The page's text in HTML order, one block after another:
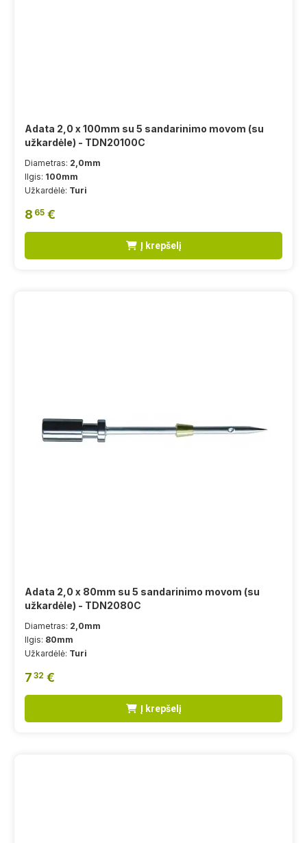
Adata 2,0 x 100mm su 5 sandarinimo movom (su
užkardėle) - TDN20100C
Diametras: 2,0mm
Ilgis: 100mm
Užkardėlė: Turi
8 65 €
Į krepšelį
Adata 2,0 x 80mm su 5 sandarinimo movom (su
užkardėle) - TDN2080C
Diametras: 2,0mm
Ilgis: 80mm
Užkardėlė: Turi
7 32 €
Į krepšelį